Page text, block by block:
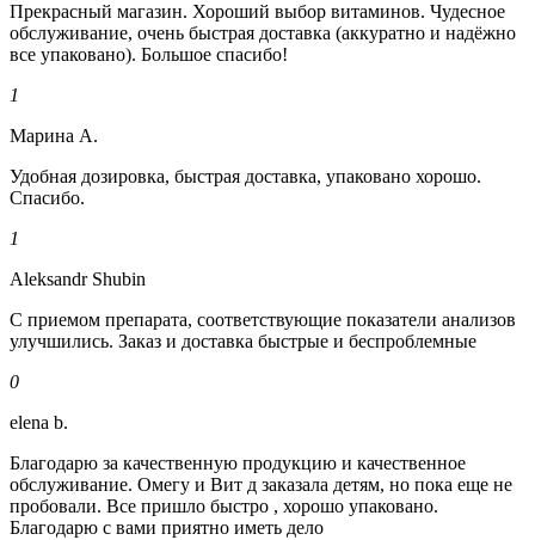
Прекрасный магазин. Хороший выбор витаминов. Чудесное
обслуживание, очень быстрая доставка (аккуратно и надёжно
все упаковано). Большое спасибо!
1
Марина А.
Удобная дозировка, быстрая доставка, упаковано хорошо.
Спасибо.
1
Aleksandr Shubin
С приемом препарата, соответствующие показатели анализов
улучшились. Заказ и доставка быстрые и беспроблемные
0
elena b.
Благодарю за качественную продукцию и качественное
обслуживание. Омегу и Вит д заказала детям, но пока еще не
пробовали. Все пришло быстро , хорошо упаковано.
Благодарю с вами приятно иметь дело